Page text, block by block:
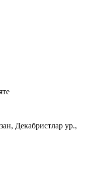
Декабристлар ур.,